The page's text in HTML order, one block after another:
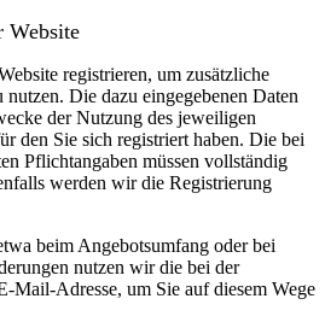
Website
registrieren, um zusätzliche
Die dazu eingegebenen Daten
der Nutzung des jeweiligen
den Sie sich registriert haben. Die bei
Pflichtangaben müssen vollständig
werden wir die Registrierung
beim Angebotsumfang oder bei
nutzen wir die bei der
Mail-Adresse, um Sie auf diesem Wege